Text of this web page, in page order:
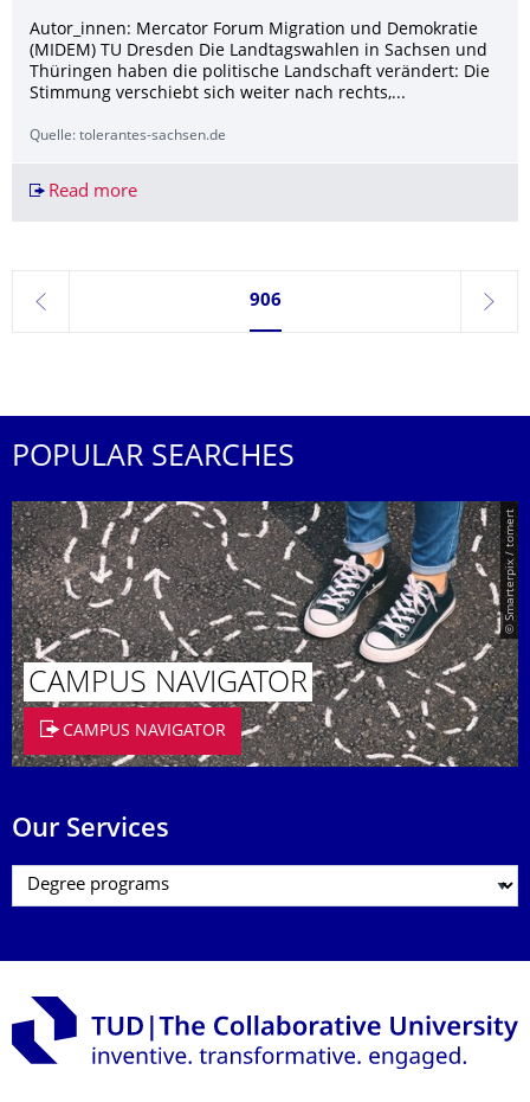
Autor_innen: Mercator Forum Migration und Demokratie
(MIDEM) TU Dresden Die Landtagswahlen in Sachsen und
Thüringen haben die politische Landschaft verändert: Die
Stimmung verschiebt sich weiter nach rechts,...
Quelle: tolerantes-sachsen.de
Read moreMIDEM Report: Polarisierte politische
previous
Currently on page 906
906
next
POPULAR SEARCHES
© Smarterpix / tomert
CAMPUS NAVIGATOR
CAMPUS NAVIGATOR
Our Services